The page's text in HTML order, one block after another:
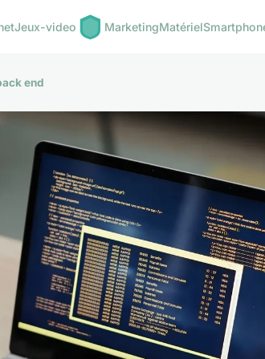
Jeux-video MarketingMatériel
end